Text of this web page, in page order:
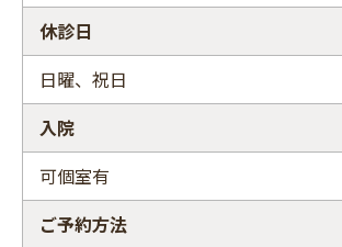
休診日
日曜、祝日
入院
可個室有
ご予約方法